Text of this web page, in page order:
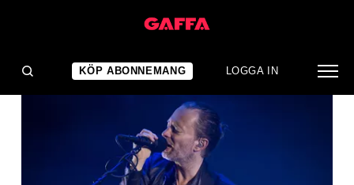
KÖP ABONNEMANG LOGGA IN